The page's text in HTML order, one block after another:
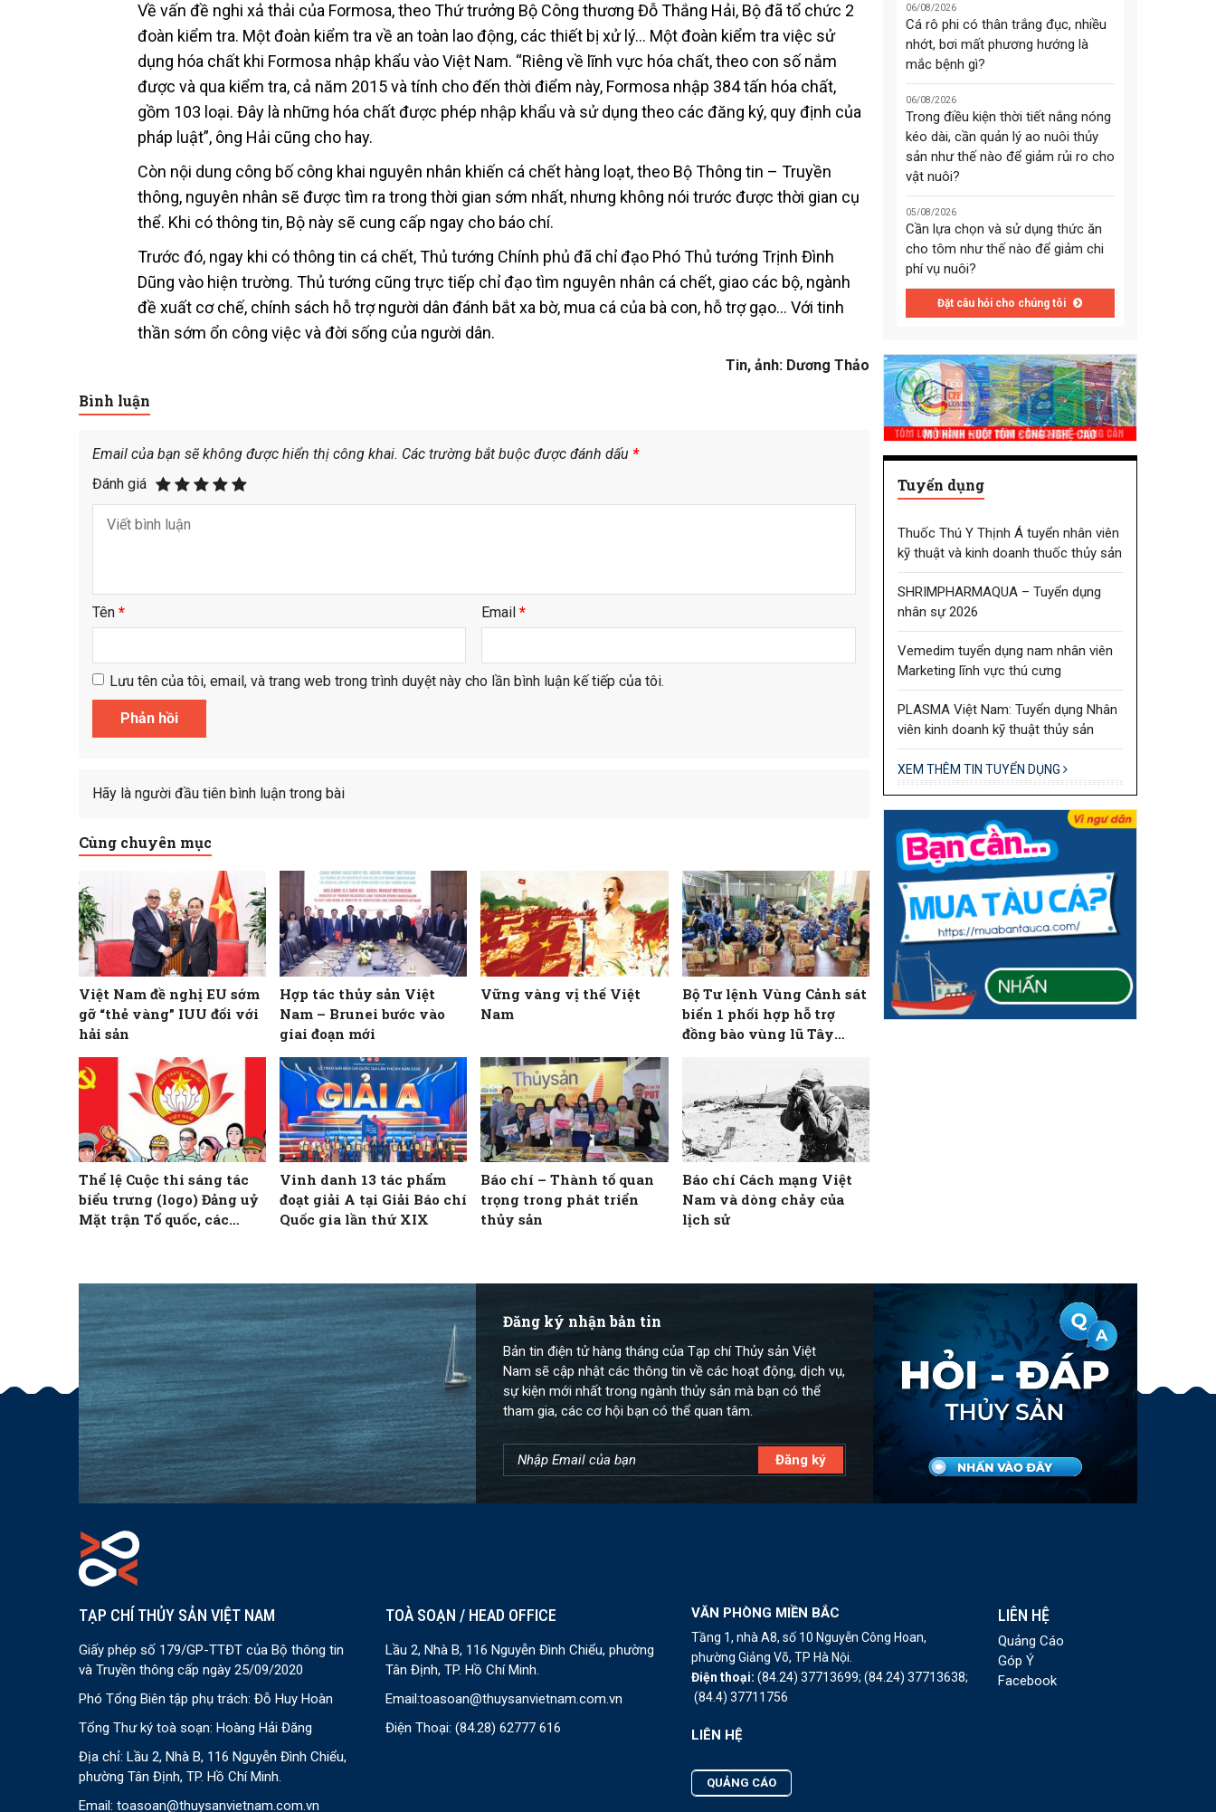
Về vấn đề nghi xả thải của Formosa, theo Thứ trưởng Bộ Công thương Đỗ Thắng Hải, Bộ đã tổ chức 2
đoàn kiểm tra. Một đoàn kiểm tra về an toàn lao động, các thiết bị xử lý… Một đoàn kiểm tra việc sử
dụng hóa chất khi Formosa nhập khẩu vào Việt Nam. “Riêng về lĩnh vực hóa chất, theo con số nắm
được và qua kiểm tra, cả năm 2015 và tính cho đến thời điểm này, Formosa nhập 384 tấn hóa chất,
gồm 103 loại. Đây là những hóa chất được phép nhập khẩu và sử dụng theo các đăng ký, quy định của
pháp luật”, ông Hải cũng cho hay.
Còn nội dung công bố công khai nguyên nhân khiến cá chết hàng loạt, theo Bộ Thông tin – Truyền
thông, nguyên nhân sẽ được tìm ra trong thời gian sớm nhất, nhưng không nói trước được thời gian cụ
thể. Khi có thông tin, Bộ này sẽ cung cấp ngay cho báo chí.
Trước đó, ngay khi có thông tin cá chết, Thủ tướng Chính phủ đã chỉ đạo Phó Thủ tướng Trịnh Đình
Dũng vào hiện trường. Thủ tướng cũng trực tiếp chỉ đạo tìm nguyên nhân cá chết, giao các bộ, ngành
đề xuất cơ chế, chính sách hỗ trợ người dân đánh bắt xa bờ, mua cá của bà con, hỗ trợ gạo… Với tinh
thần sớm ổn công việc và đời sống của người dân.
Tin, ảnh: Dương Thảo
Bình luận
Email của bạn sẽ không được hiển thị công khai. Các trường bắt buộc được đánh dấu *
Đánh giá
Tên * Email*
Lưu tên của tôi, email, và trang web trong trình duyệt này cho lần bình luận kế tiếp của tôi.
Hãy là người đầu tiên bình luận trong bài
Cùng chuyên mục
Việt Nam đề nghị EU sớm
gỡ “thẻ vàng” IUU đối với
hải sản
Hợp tác thủy sản Việt
Nam – Brunei bước vào
giai đoạn mới
Vững vàng vị thế Việt
Nam
Bộ Tư lệnh Vùng Cảnh sát
biển 1 phối hợp hỗ trợ
đồng bào vùng lũ Tây
Thể lệ Cuộc thi sáng tác
biểu trưng (logo) Đảng uỷ
Mặt trận Tổ quốc, các
đại biểu Đảng bộ Mặt trận
Trung ương lần thứ I,
nhiệm kỳ 2025 – 2030
Vinh danh 13 tác phẩm
đoạt giải A tại Giải Báo chí
Quốc gia lần thứ XIX
Báo chí – Thành tố quan
trọng trong phát triển
thủy sản
Báo chí Cách mạng Việt
Nam và dòng chảy của
lịch sử
06/08/2026
Cá rô phi có thân trắng đục, nhiều
nhớt, bơi mất phương hướng là
mắc bệnh gì?
06/08/2026
Trong điều kiện thời tiết nắng nóng
kéo dài, cần quản lý ao nuôi thủy
sản như thế nào để giảm rủi ro cho
vật nuôi?
05/08/2026
Cần lựa chọn và sử dụng thức ăn
cho tôm như thế nào để giảm chi
phí vụ nuôi?
Đặt câu hỏi cho chúng tôi
Tuyển dụng
Thuốc Thú Y Thịnh Á tuyển nhân viên
kỹ thuật và kinh doanh thuốc thủy sản
SHRIMPHARMAQUA – Tuyển dụng
nhân sự 2026
Vemedim tuyển dụng nam nhân viên
Marketing lĩnh vực thú cưng
PLASMA Việt Nam: Tuyển dụng Nhân
viên kinh doanh kỹ thuật thủy sản
XEM THÊM TIN TUYỂN DỤNG
Đăng ký nhận bản tin
Bản tin điện tử hàng tháng của Tạp chí Thủy sản Việt
Nam sẽ cập nhật các thông tin về các hoạt động, dịch vụ,
sự kiện mới nhất trong ngành thủy sản mà bạn có thể
tham gia, các cơ hội bạn có thể quan tâm.
TẠP CHÍ THỦY SẢN VIỆT NAM
Giấy phép số 179/GP-TTĐT của Bộ thông tin
và Truyền thông cấp ngày 25/09/2020
Phó Tổng Biên tập phụ trách: Đỗ Huy Hoàn
Tổng Thư ký toà soạn: Hoàng Hải Đăng
Địa chỉ: Lầu 2, Nhà B, 116 Nguyễn Đình Chiểu,
phường Tân Định, TP. Hồ Chí Minh.
Email: toasoan@thuysanvietnam.com.vn
TOÀ SOẠN / HEAD OFFICE
Lầu 2, Nhà B, 116 Nguyễn Đình Chiểu, phường
Tân Định, TP. Hồ Chí Minh.
Email:toasoan@thuysanvietnam.com.vn
Điện Thoại: (84.28) 62777 616
VĂN PHÒNG MIỀN BẮC
Tầng 1, nhà A8, số 10 Nguyễn Công Hoan,
phường Giảng Võ, TP Hà Nội.
Điện thoại:(84.24) 37713699;(84.24) 37713638;
(84.4) 37711756
LIÊN HỆ
QUẢNG CÁO
LIÊN HỆ
Quảng Cáo
Góp Ý
Facebook